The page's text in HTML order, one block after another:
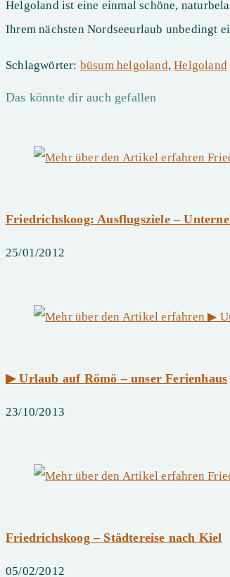
Helgoland ist eine einmal schöne,
Ihrem nächsten Nordseeurlaub unbedingt
Schlagwörter: büsum helgoland, Helgoland
Das könnte dir auch gefallen
Friedrichskoog: Ausflugsziele –
25/01/2012
▶ Urlaub auf Römö – unser Ferienhaus
23/10/2013
Friedrichskoog – Städtereise nach Kiel
05/02/2012